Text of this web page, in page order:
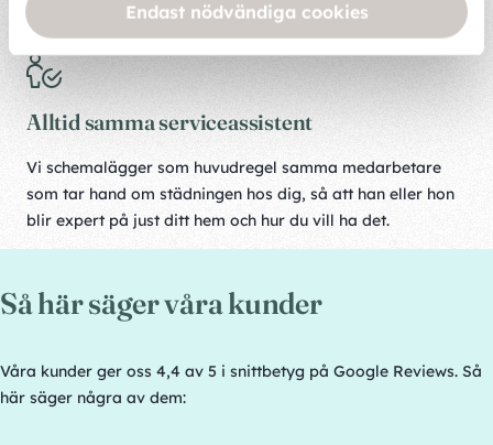
Endast nödvändiga cookies
medarbetare är vi ingenting.
Alltid samma serviceassistent
Vi schemalägger som huvudregel samma medarbetare
som tar hand om städningen hos dig, så att han eller hon
blir expert på just ditt hem och hur du vill ha det.
Så här säger våra kunder
Våra kunder ger oss 4,4 av 5 i snittbetyg på Google Reviews. Så
här säger några av dem: